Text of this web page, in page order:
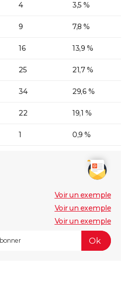
4 3,5 %
9 7,8 %
16 13,9 %
25 21,7 %
34 29,6 %
22 19,1 %
1 0,9 %
Voir un exemple
Voir un exemple
Voir un exemple